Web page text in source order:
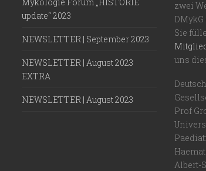
update“ 2023
NEWSLETTER | September 2023
NEWSLETTER | August 2023
EXTRA
NEWSLETTER | August 2023
zwei
DMykG
Sie
uns
Prof
Albert-